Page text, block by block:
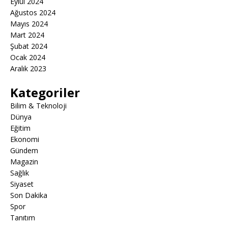
Ağustos 2024
Mayıs 2024
Mart 2024
Şubat 2024
Ocak 2024
Aralık 2023
Kategoriler
Bilim & Teknoloji
Dünya
Eğitim
Ekonomi
Gündem
Magazin
Sağlık
Siyaset
Son Dakika
Spor
Tanıtım